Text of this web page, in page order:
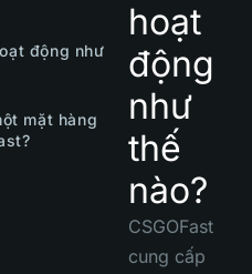
động như
mặt hàng
hoạt
động
như
thế
nào?
CSGOFast
cung cấp